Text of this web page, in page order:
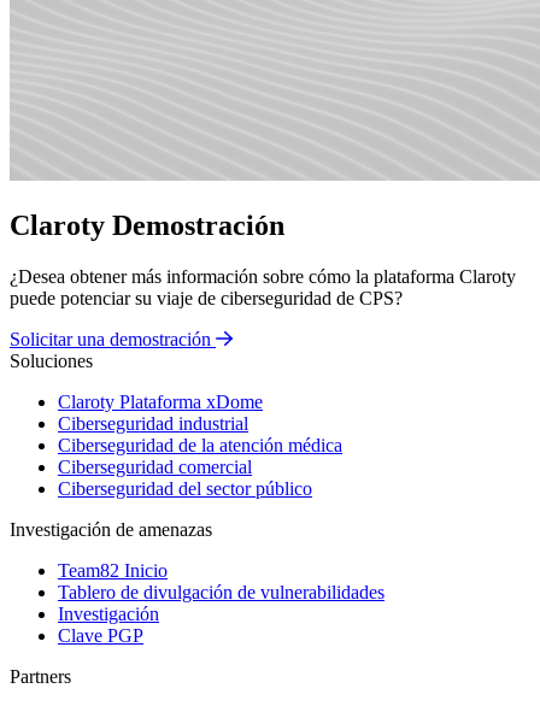
Claroty Demostración
¿Desea obtener más información sobre cómo la plataforma Claroty
puede potenciar su viaje de ciberseguridad de CPS?
Solicitar una demostración
Soluciones
Claroty Plataforma xDome
Ciberseguridad industrial
Ciberseguridad de la atención médica
Ciberseguridad comercial
Ciberseguridad del sector público
Investigación de amenazas
Team82 Inicio
Tablero de divulgación de vulnerabilidades
Investigación
Clave PGP
Partners